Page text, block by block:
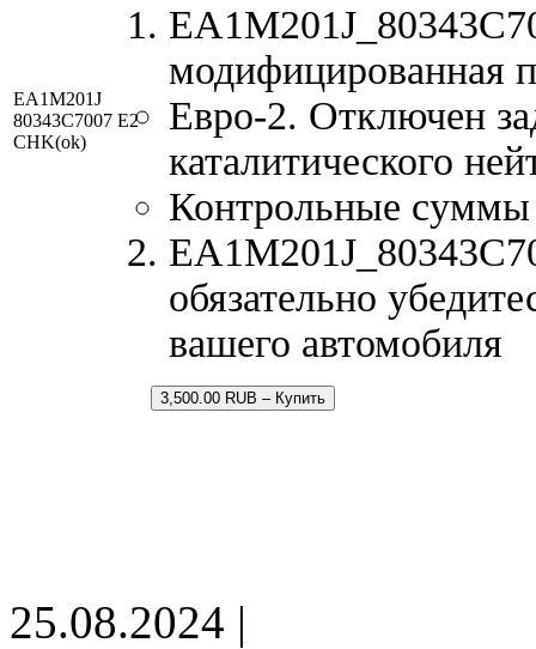
EA1M201J
80343C7007 E2
CHK(ok)
модифицированная
Евро-2. Отключен
каталитического
Контрольные
обязательно
вашего автомобиля
3,500.00 RUB – Купить
25.08.2024 |